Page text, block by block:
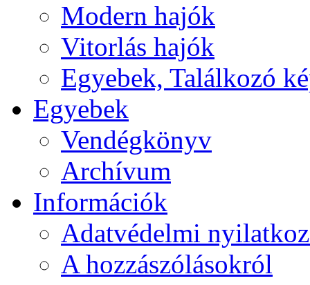
Modern hajók
Vitorlás hajók
Egyebek, Találkozó
Egyebek
Vendégkönyv
Archívum
Információk
Adatvédelmi
A hozzászólásokról